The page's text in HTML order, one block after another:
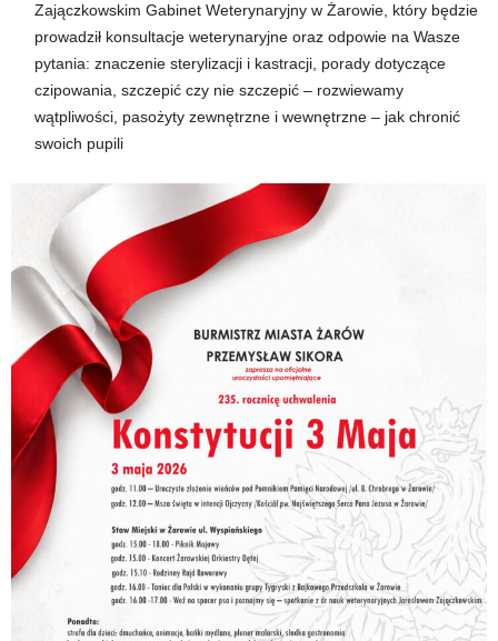
Zajączkowskim Gabinet Weterynaryjny w Żarowie, który będzie
prowadził konsultacje weterynaryjne oraz odpowie na Wasze
pytania: znaczenie sterylizacji i kastracji, porady dotyczące
czipowania, szczepić czy nie szczepić – rozwiewamy
wątpliwości, pasożyty zewnętrzne i wewnętrzne – jak chronić
swoich pupili